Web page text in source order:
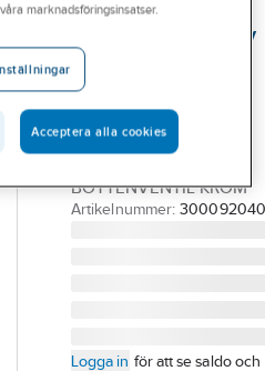
GELIA
Pungvattenlås av
bottenventil, för
32 mm:s rör
VATTENLÅS +
BOTTENVENTIL KROM
Artikelnummer:
Logga in för att se saldo och
marknadsföringsinsatser.
Acceptera alla cookies